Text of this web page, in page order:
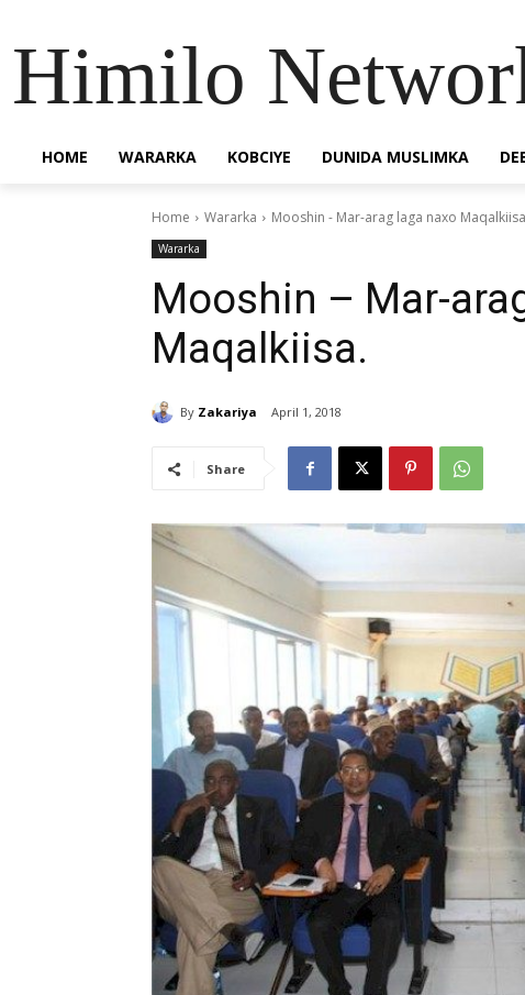
Himilo
HOME WARARKA KOBCIYE DUNIDA MUSLIMKA
Home Wararka Mooshin - Mar-arag laga naxo
Wararka
Mooshin – Mar-
Maqalkiisa.
By Zakariya April 1, 2018
Share